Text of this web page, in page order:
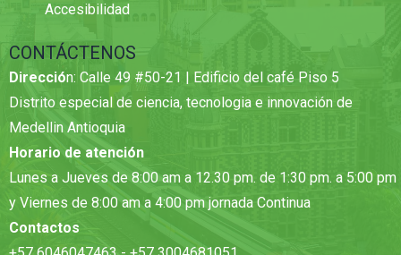
Accesibilidad
CONTÁCTENOS
Dirección: Calle 49 #50-21 | Edificio del café Piso 5
Distrito especial de ciencia, tecnologia e innovación de
Medellin Antioquia
Horario de atención
Lunes a Jueves de 8:00 am a 12.30 pm. de 1:30 pm. a 5:00 pm
y Viernes de 8:00 am a 4:00 pm jornada Continua
Contactos